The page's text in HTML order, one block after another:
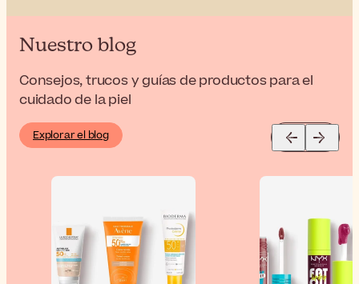
Nuestro blog
Consejos, trucos y guías de productos para el
cuidado de la piel
Explorar el blog